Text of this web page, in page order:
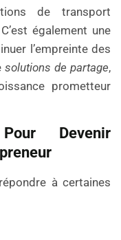
de transport
également une
l’empreinte des
solutions de partage,
prometteur
Devenir
à certaines